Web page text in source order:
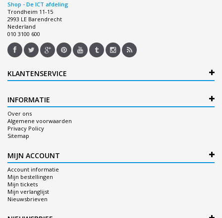
Shop - De ICT afdeling
Trondheim 11-15
2993 LE Barendrecht
Nederland
010 3100 600
KLANTENSERVICE
INFORMATIE
Over ons
Algemene voorwaarden
Privacy Policy
Sitemap
MIJN ACCOUNT
Account informatie
Mijn bestellingen
Mijn tickets
Mijn verlanglijst
Nieuwsbrieven